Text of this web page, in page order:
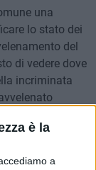
è la
a
una
lo stato dei
del
di vedere dove
incriminata
tutti i nostri
per